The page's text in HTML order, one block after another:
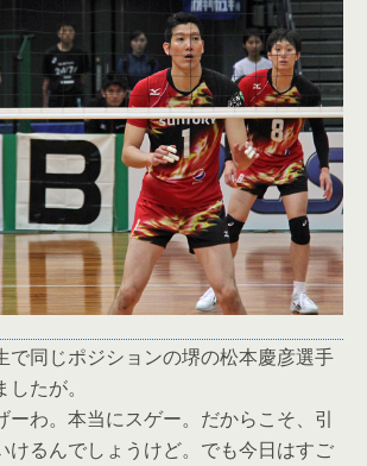
同じポジションの堺の松本慶彦選手
たが。
ーわ。本当にスゲー。だからこそ、引
けるんでしょうけど。でも今日はすご